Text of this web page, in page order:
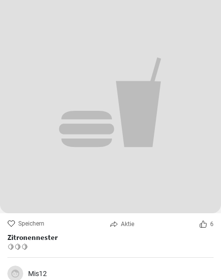
Speichern Aktie 6
Zitronennester
🍋🍋🍋
Mis12